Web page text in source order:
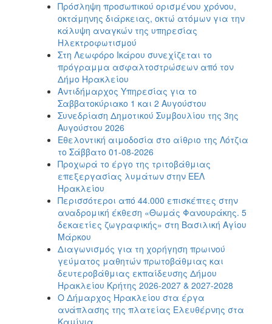
Πρόσληψη προσωπικού ορισμένου χρόνου,
οκτάμηνης διάρκειας, οκτώ ατόμων για την
κάλυψη αναγκών της υπηρεσίας
Ηλεκτροφωτισμού
Στη Λεωφόρο Ικάρου συνεχίζεται το
πρόγραμμα ασφαλτοστρώσεων από τον
Δήμο Ηρακλείου
Αντιδήμαρχος Υπηρεσίας για το
Σαββατοκύριακο 1 και 2 Αυγούστου
Συνεδρίαση Δημοτικού Συμβουλίου της 3ης
Αυγούστου 2026
Εθελοντική αιμοδοσία στο αίθριο της Λότζια
το Σάββατο 01-08-2026
Προχωρά το έργο της τριτοβάθμιας
επεξεργασίας λυμάτων στην ΕΕΛ
Ηρακλείου
Περισσότεροι από 44.000 επισκέπτες στην
αναδρομική έκθεση «Θωμάς Φανουράκης. 5
δεκαετίες ζωγραφικής» στη Βασιλική Αγίου
Μάρκου
Διαγωνισμός για τη χορήγηση πρωινού
γεύματος μαθητών πρωτοβάθμιας και
δευτεροβάθμιας εκπαίδευσης Δήμου
Ηρακλείου Κρήτης 2026-2027 & 2027-2028
Ο Δήμαρχος Ηρακλείου στα έργα
ανάπλασης της πλατείας Ελευθέρνης στα
Καμίνια